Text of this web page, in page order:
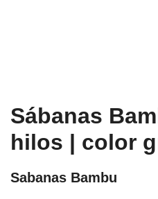
Sábanas
hilos | color
Sabanas Bambu